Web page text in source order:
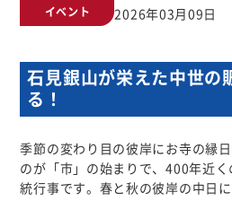
商工振興委員
青年部
イベント 2026年03月09日
石見銀山が栄えた中世の
る！
季節の変わり目の彼岸にお寺の縁
のが「市」の始まりで、400年近
統行事です。春と秋の彼岸の中日